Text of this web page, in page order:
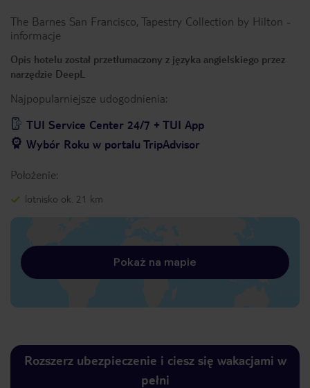
The Barnes San Francisco, Tapestry Collection by Hilton -
informacje
Opis hotelu został przetłumaczony z języka angielskiego przez
narzędzie DeepL
Najpopularniejsze udogodnienia:
TUI Service Center 24/7 + TUI App
Wybór Roku w portalu TripAdvisor
Położenie:
lotnisko ok. 21 km
Pokaż na mapie
Rozszerz ubezpieczenie i ciesz się wakacjami w
pełni